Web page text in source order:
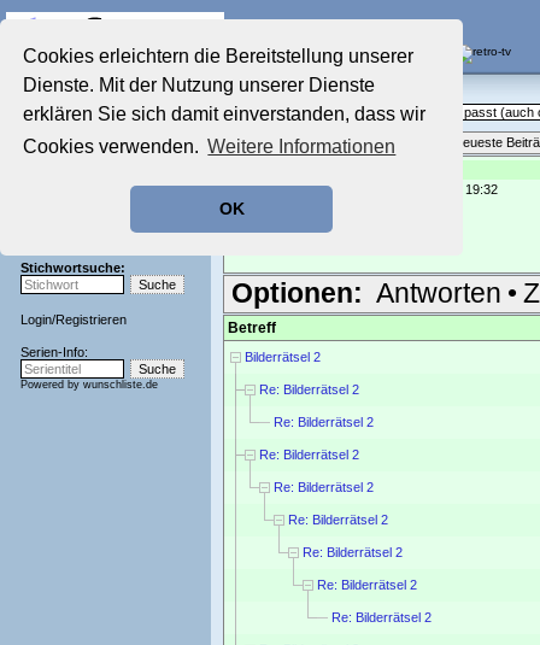
Cookies erleichtern die Bereitstellung unserer
Dienste. Mit der Nutzung unserer Dienste
erklären Sie sich damit einverstanden, dass wir
Cookies verwenden. Weitere Informationen
OK
Startseite
Aktuelles Forum
Film-Forum
Zeichentrick-Forum
Stichwortsuche:
Login/Registrieren
Serien-Info:
Powered by wunschliste.de
Sendeschluss!
Off Topic - Alles, was woanders nicht passt (auch
Themenübersicht • Neues Thema
Neueste
geschrieben von:
, 23.08.22 19:32
Hm, eine Sportsendung?
Optionen: Antworten •
Betreff
Bilderrätsel 2
Re: Bilderrätsel 2
Re: Bilderrätsel 2
Re: Bilderrätsel 2
Re: Bilderrätsel 2
Re: Bilderrätsel 2
Re: Bilderrätsel 2
Re: Bilderrätsel 2
Re: Bilderrätsel 2